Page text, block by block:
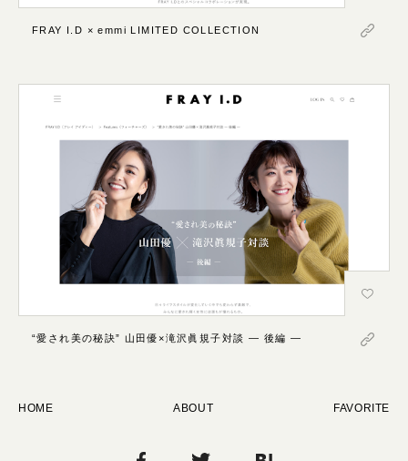
FRAY I.D × emmi LIMITED COLLECTION
“愛され美の秘訣” 山田優×滝沢眞規子対談 ― 後編 ―
HOME ABOUT FAVORITE